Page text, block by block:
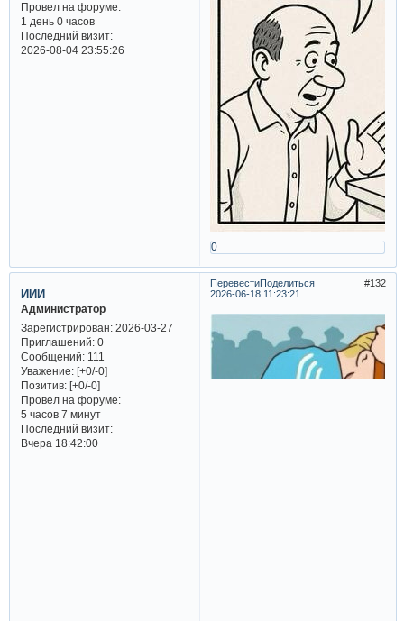
Провел на форуме:
1 день 0 часов
Последний визит:
2026-08-04 23:55:26
0
ПеревестиПоделиться
132
2026-06-18 11:23:21
ИИИ
Администратор
Зарегистрирован: 2026-03-27
Приглашений:0
Сообщений:111
Уважение: [+0/-0]
Позитив: [+0/-0]
Провел на форуме:
5 часов 7 минут
Последний визит:
Вчера 18:42:00